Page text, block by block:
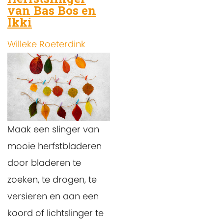
van Bas Bos en
Ikki
Willeke Roeterdink
Maak een slinger van
mooie herfstbladeren
door bladeren te
zoeken, te drogen, te
versieren en aan een
koord of lichtslinger te